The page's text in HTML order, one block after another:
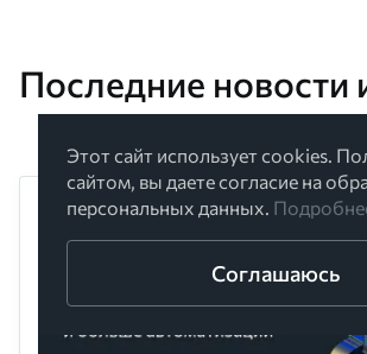
Последние новости
Этот сайт использует cookies.
сайтом, вы даете согласие на
персональных данных.
Соглашаюсь